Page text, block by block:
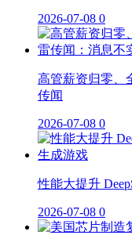
2026-07-08 0
高管薪资归零、
传闻
2026-07-08 0
性能大提升
2026-07-08 0